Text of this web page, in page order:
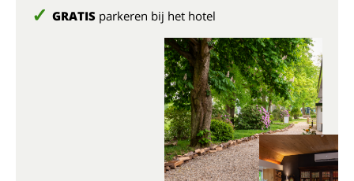
GRATIS parkeren bij het hotel